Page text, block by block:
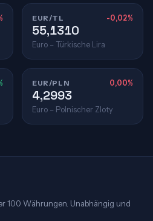
EUR/TL -0,02%
55,1310
Euro – Türkische Lira
EUR/PLN 0,00%
4,2993
Euro – Polnischer Zloty
100 Währungen. Unabhängig und